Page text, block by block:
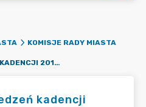
KOMISJE RADY MIASTA
PROTOKOŁY Z POSIEDZEŃ KADENCJI 2018-2023
kadencji